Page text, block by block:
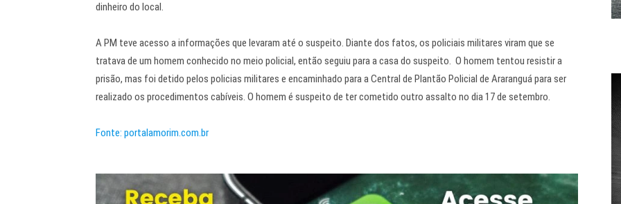
dinheiro do local.
A PM teve acesso a informações que levaram até o suspeito. Diante dos fatos, os policiais militares viram que se
tratava de um homem conhecido no meio policial, então seguiu para a casa do suspeito. O homem tentou resistir a
prisão, mas foi detido pelos policias militares e encaminhado para a Central de Plantão Policial de Araranguá para ser
realizado os procedimentos cabíveis. O homem é suspeito de ter cometido outro assalto no dia 17 de setembro.
Fonte: portalamorim.com.br